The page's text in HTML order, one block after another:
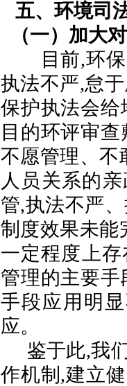
五、环境司
（一）加大
目前,环
执法不严,怠
保护执法会
目的环评审
不愿管理、不
人员关系的
管,执法不严
制度效果未能
一定程度上
管理的主要
手段应用明
应。
鉴于此,我
作机制 ,建立